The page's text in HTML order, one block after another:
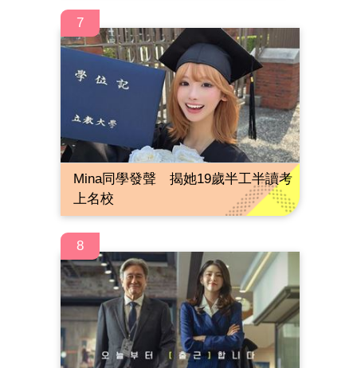
7
Mina同學發聲 揭她19歲半工半讀考
上名校
8